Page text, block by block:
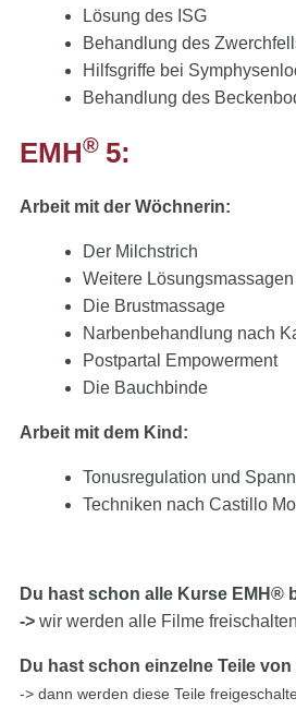
Lösung des ISG
Behandlung des
Hilfsgriffe bei
Behandlung des
EMH® 5:
Arbeit mit der Wöchnerin:
Der Milchstrich
Weitere Lösungsmassagen
Die Brustmassage
Narbenbehandlung nach
Postpartal Empowerment
Die Bauchbinde
Arbeit mit dem Kind:
Tonusregulation und
Techniken nach Castillo
Du hast schon alle Kurse EMH®
-> wir werden alle Filme freischalten
Du hast schon einzelne Teile
-> dann werden diese Teile